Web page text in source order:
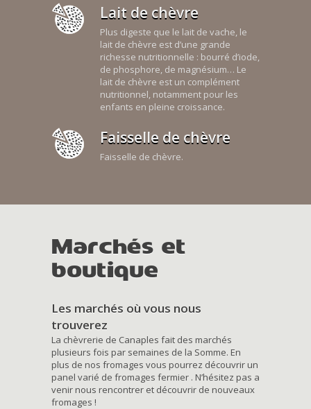
Lait de chèvre
Plus digeste que le lait de vache, le
lait de chèvre est d’une grande
richesse nutritionnelle : bourré d’iode,
de phosphore, de magnésium… Le
lait de chèvre est un complément
nutritionnel, notamment pour les
enfants en pleine croissance.
Faisselle de chèvre
Faisselle de chèvre.
Marchés et
boutique
Les marchés où vous nous
trouverez
La chèvrerie de Canaples fait des marchés
plusieurs fois par semaines de la Somme. En
plus de nos fromages vous pourrez découvrir un
panel varié de fromages fermier . N’hésitez pas a
venir nous rencontrer et découvrir de nouveaux
fromages !